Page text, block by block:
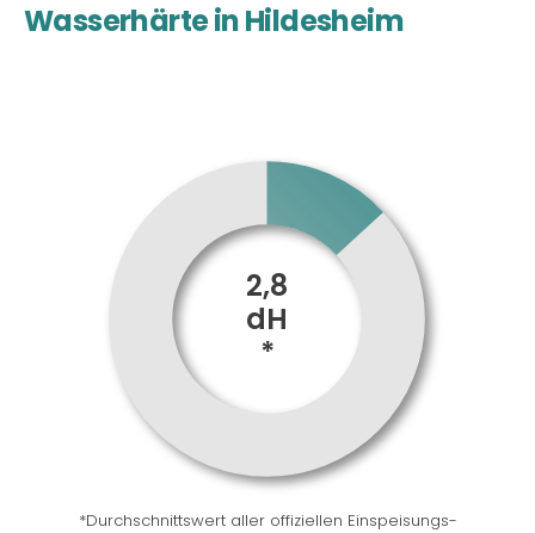
Wasserhärte in Hildesheim
2,8
dH
*
*Durchschnittswert aller offiziellen Einspeisungs-